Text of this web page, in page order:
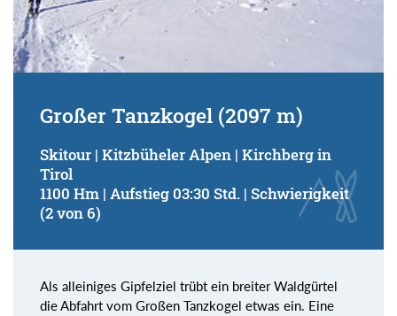
Großer Tanzkogel (2097 m)
Skitour | Kitzbüheler Alpen | Kirchberg in
Tirol
1100 Hm | Aufstieg 03:30 Std. | Schwierigkeit
(2 von 6)
Als alleiniges Gipfelziel trübt ein breiter Waldgürtel
die Abfahrt vom Großen Tanzkogel etwas ein. Eine